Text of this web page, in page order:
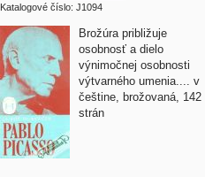
Katalogové číslo: J1094
Brožúra približuje
osobnosť a dielo
výnimočnej osobnosti
výtvarného umenia.... v
češtine, brožovaná, 142
strán